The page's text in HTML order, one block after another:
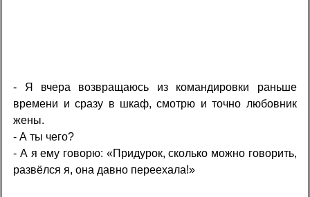
- Я вчера возвращаюсь из командировки раньше
времени и сразу в шкаф, смотрю и точно любовник
жены.
- А ты чего?
- А я ему говорю: «Придурок, сколько можно говорить,
развёлся я, она давно переехала!»